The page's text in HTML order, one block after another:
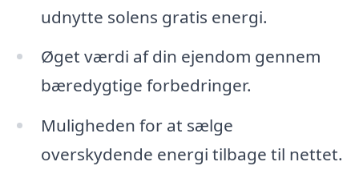
udnytte solens gratis energi.
Øget værdi af din ejendom gennem
bæredygtige forbedringer.
Muligheden for at sælge
overskydende energi tilbage til nettet.